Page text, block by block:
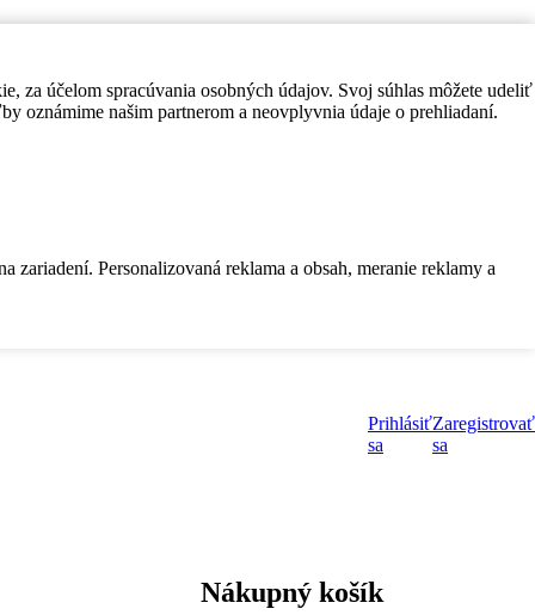
za účelom spracúvania osobných údajov. Svoj súhlas môžete udeliť
oznámime našim partnerom a neovplyvnia údaje o prehliadaní.
Personalizovaná reklama a obsah, meranie reklamy a
Prihlásiť
sa
Zaregistrovať
sa
Nákupný košík